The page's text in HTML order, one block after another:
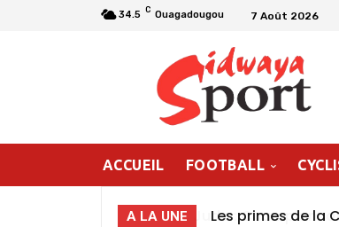
34.5 C Ouagadougou 7 Août 2026
ACCUEIL FOOTBALL
A LA UNE Les primes de la